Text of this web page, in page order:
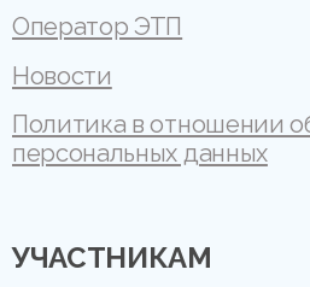
Оператор ЭТП
Новости
Политика в отношении
персональных данных
УЧАСТНИКАМ